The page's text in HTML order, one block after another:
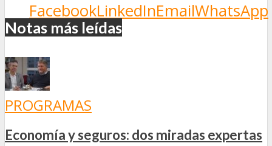
FacebookLinkedInEmailWhatsApp
Notas más leídas
PROGRAMAS
Economía y seguros: dos miradas expertas